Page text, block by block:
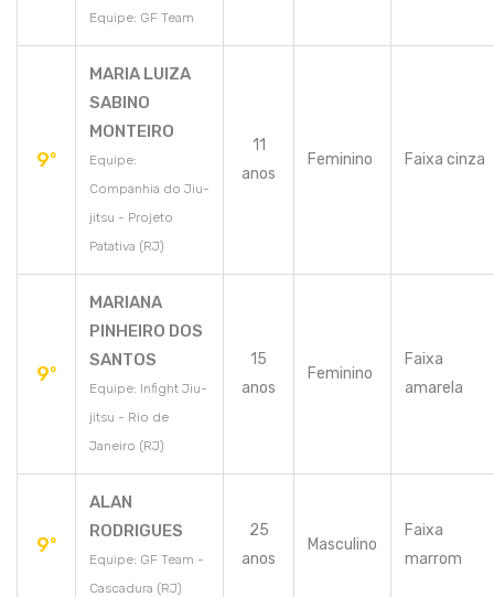
Equipe: GF Team
9º
MARIA LUIZA
SABINO
MONTEIRO
Equipe:
Companhia do Jiu-
jitsu - Projeto
Patativa (RJ)
11
anos
Feminino Faixa cinza
9º
MARIANA
PINHEIRO DOS
SANTOS
Equipe: Infight Jiu-
jitsu - Rio de
Janeiro (RJ)
15
anos
Feminino
Faixa
amarela
9º
ALAN
RODRIGUES
Equipe: GF Team -
Cascadura (RJ)
25
anos
Masculino
Faixa
marrom